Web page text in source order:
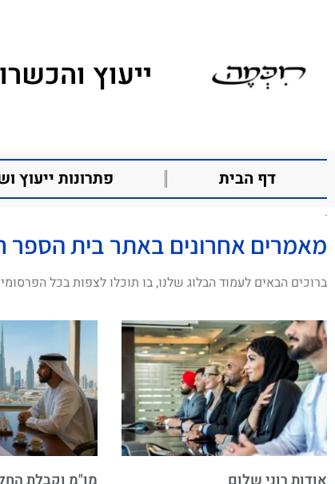
ייעוץ
דף הבית פתרונות ייעוץ
עם
מאמרים אחרונים באתר בית הספר
ברוכים הבאים לעמוד הבלוג שלנו, בו תוכלו לצפות בכל